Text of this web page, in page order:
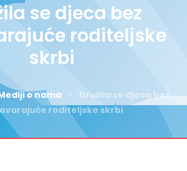
se djeca bez
roditeljske
skrbi
o nama
Družila se djeca bez
roditeljske skrbi